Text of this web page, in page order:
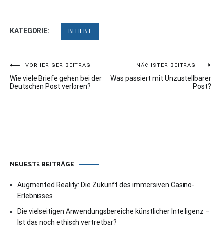
KATEGORIE: BELIEBT
Beitragsnavigation
VORHERIGER BEITRAG
Wie viele Briefe gehen bei der
Deutschen Post verloren?
NÄCHSTER BEITRAG
Was passiert mit Unzustellbarer
Post?
NEUESTE BEITRÄGE
Augmented Reality: Die Zukunft des immersiven Casino-
Erlebnisses
Die vielseitigen Anwendungsbereiche künstlicher Intelligenz –
Ist das noch ethisch vertretbar?